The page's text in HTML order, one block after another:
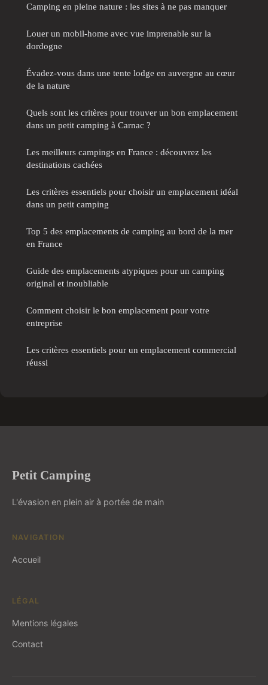
Camping en pleine nature : les sites à ne pas manquer
Louer un mobil-home avec vue imprenable sur la
dordogne
Évadez-vous dans une tente lodge en auvergne au cœur
de la nature
Quels sont les critères pour trouver un bon emplacement
dans un petit camping à Carnac ?
Les meilleurs campings en France : découvrez les
destinations cachées
Les critères essentiels pour choisir un emplacement idéal
dans un petit camping
Top 5 des emplacements de camping au bord de la mer
en France
Guide des emplacements atypiques pour un camping
original et inoubliable
Comment choisir le bon emplacement pour votre
entreprise
Les critères essentiels pour un emplacement commercial
réussi
Petit Camping
L'évasion en plein air à portée de main
NAVIGATION
Accueil
LÉGAL
Mentions légales
Contact